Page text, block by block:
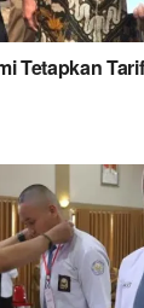
Tetapkan